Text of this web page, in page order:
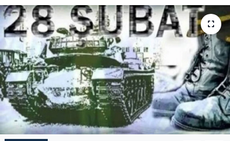
Tarih
İletişim
Künye